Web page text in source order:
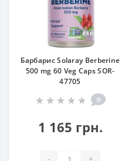
Барбарис Solaray Berberine
500 mg 60 Veg Caps SOR-
47705
0
1 165 грн.
- +